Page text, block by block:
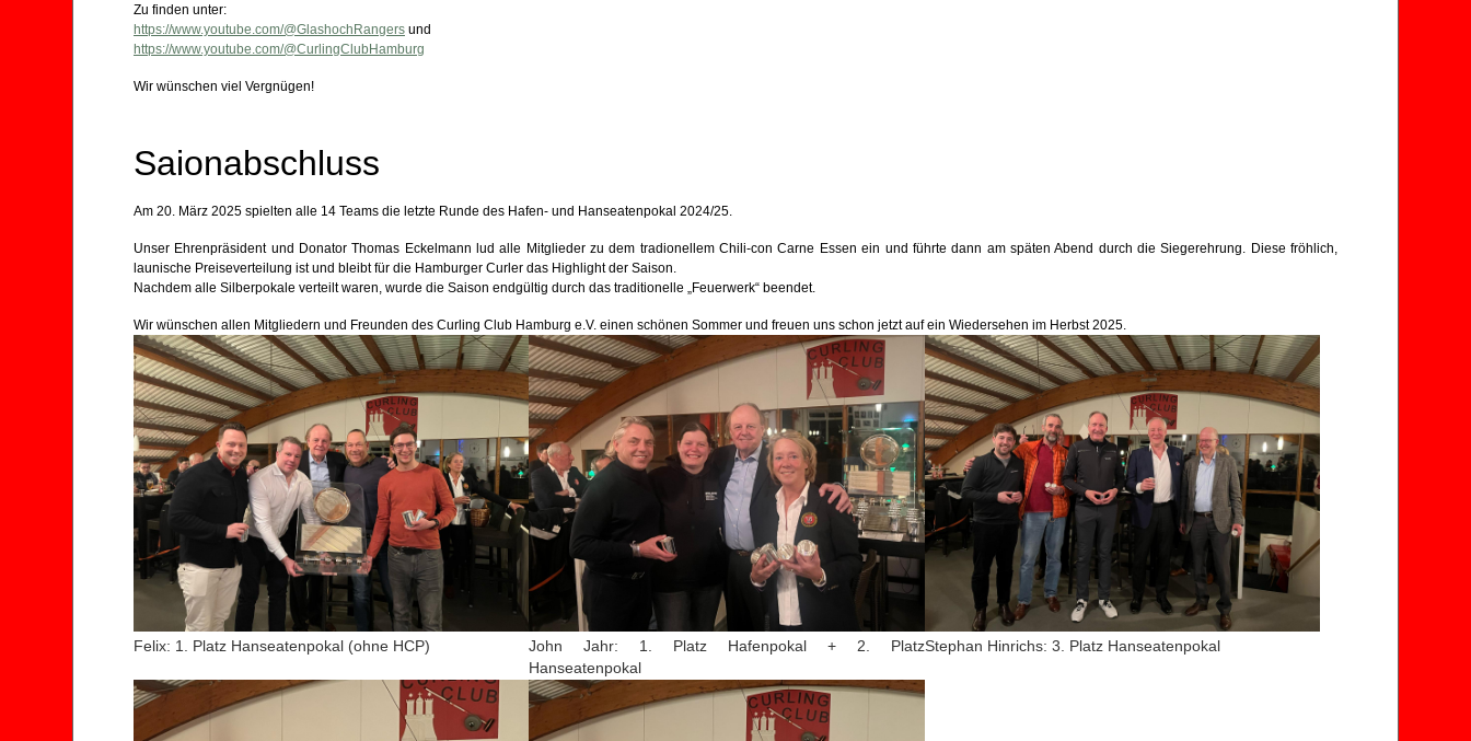
Zu finden unter:
https://www.youtube.com/@GlashochRangersund
https://www.youtube.com/@CurlingClubHamburg
Wir wünschen viel Vergnügen!
Felix: 1. Platz Hanseatenpokal (ohne HCP)
John Jahr: 1. Platz Hafenpokal + 2. Platz
Hanseatenpokal
Stephan Hinrichs: 3. Platz Hanseatenpokal
Saionabschluss
Am 20. März 2025 spielten alle 14 Teams die letzte Runde des Hafen- und Hanseatenpokal 2024/25.
Unser Ehrenpräsident und Donator Thomas Eckelmann lud alle Mitglieder zu dem tradionellem Chili-con Carne Essen ein und führte dann am späten Abend durch die Siegerehrung. Diese fröhlich,
launische Preiseverteilung ist und bleibt für die Hamburger Curler das Highlight der Saison.
Nachdem alle Silberpokale verteilt waren, wurde die Saison endgültig durch das traditionelle „Feuerwerk“ beendet.
Wir wünschen allen Mitgliedern und Freunden des Curling Club Hamburg e.V. einen schönen Sommer und freuen uns schon jetzt auf ein Wiedersehen im Herbst 2025.